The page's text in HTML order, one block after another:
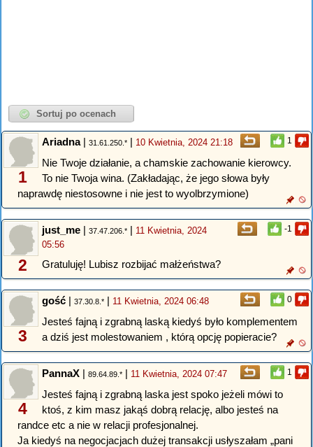
1
1
Ariadna| 31.61.250.* | 10 Kwietnia, 2024 21:18
Nie Twoje działanie, a chamskie zachowanie kierowcy.
To nie Twoja wina. (Zakładając, że jego słowa były
naprawdę niestosowne i nie jest to wyolbrzymione)
-1
2
just_me | 37.47.206.* | 11 Kwietnia, 2024
05:56
Gratuluję! Lubisz rozbijać małżeństwa?
0
3
gość | 37.30.8.* | 11 Kwietnia, 2024 06:48
Jesteś fajną i zgrabną laską kiedyś było komplementem
a dziś jest molestowaniem , którą opcję popieracie?
1
4
PannaX | 89.64.89.* | 11 Kwietnia, 2024 07:47
Jesteś fajną i zgrabną laska jest spoko jeżeli mówi to
ktoś, z kim masz jakąś dobrą relację, albo jesteś na
randce etc a nie w relacji profesjonalnej.
Ja kiedyś na negocjacjach dużej transakcji usłyszałam „pani